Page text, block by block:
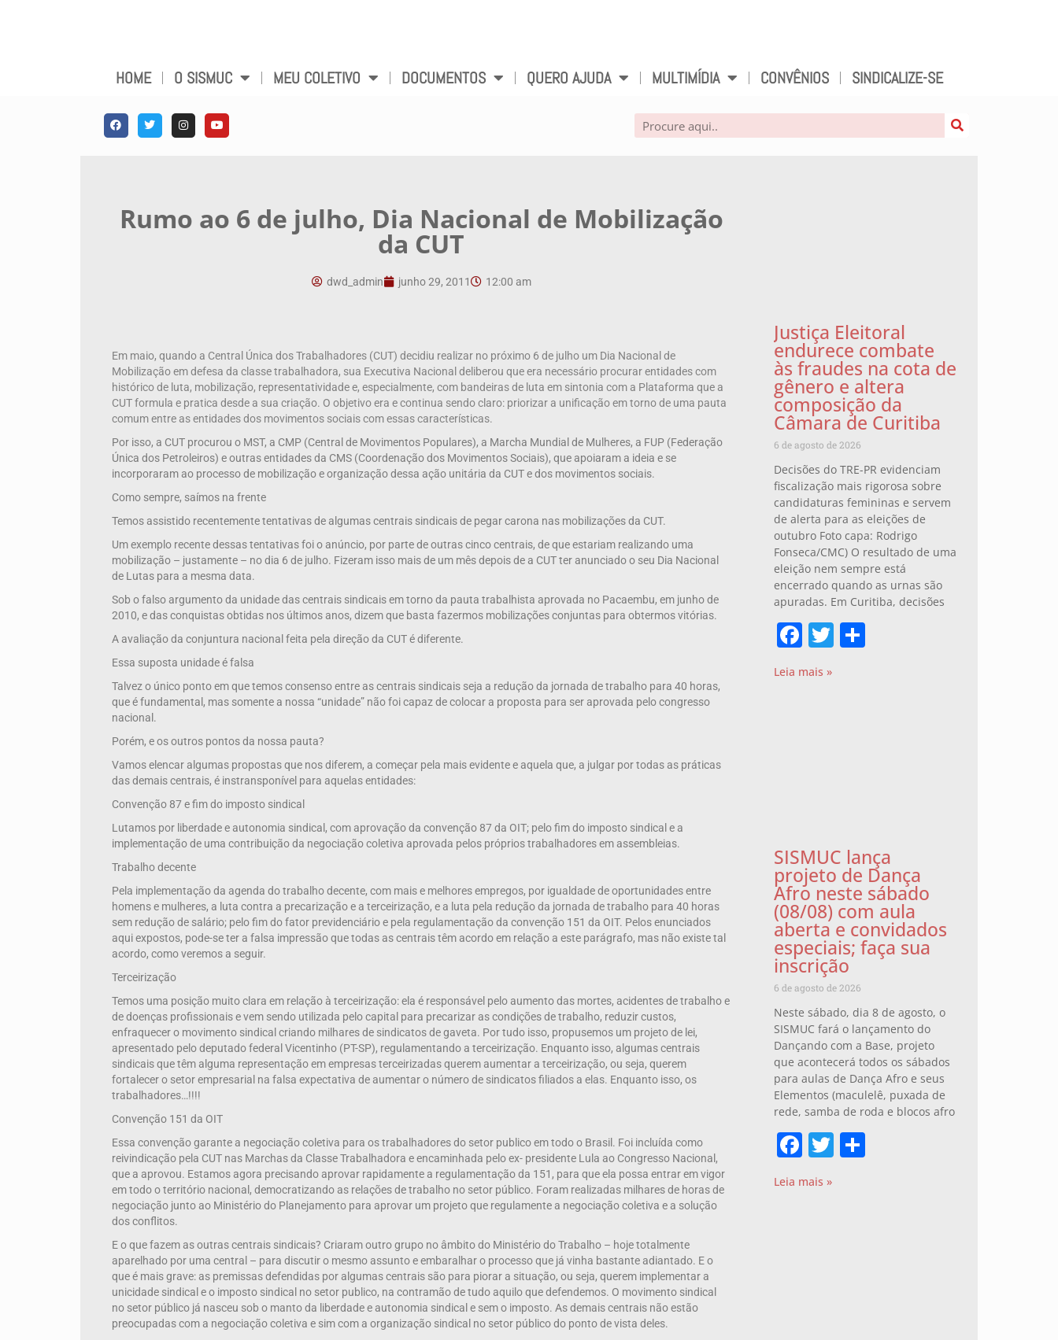
HOME O SISMUC MEU COLETIVO DOCUMENTOS QUERO AJUDA MULTIMÍDIA CONVÊNIOS SINDICALIZE-SE
Rumo ao 6 de julho, Dia Nacional de Mobilização
da CUT
dwd_admin junho 29, 2011 12:00 am
Em maio, quando a Central Única dos Trabalhadores (CUT) decidiu realizar no próximo 6 de julho um Dia Nacional de
Mobilização em defesa da classe trabalhadora, sua Executiva Nacional deliberou que era necessário procurar entidades com
histórico de luta, mobilização, representatividade e, especialmente, com bandeiras de luta em sintonia com a Plataforma que a
CUT formula e pratica desde a sua criação. O objetivo era e continua sendo claro: priorizar a unificação em torno de uma pauta
comum entre as entidades dos movimentos sociais com essas características.
Por isso, a CUT procurou o MST, a CMP (Central de Movimentos Populares), a Marcha Mundial de Mulheres, a FUP (Federação
Única dos Petroleiros) e outras entidades da CMS (Coordenação dos Movimentos Sociais), que apoiaram a ideia e se
incorporaram ao processo de mobilização e organização dessa ação unitária da CUT e dos movimentos sociais.
Como sempre, saímos na frente
Temos assistido recentemente tentativas de algumas centrais sindicais de pegar carona nas mobilizações da CUT.
Um exemplo recente dessas tentativas foi o anúncio, por parte de outras cinco centrais, de que estariam realizando uma
mobilização – justamente – no dia 6 de julho. Fizeram isso mais de um mês depois de a CUT ter anunciado o seu Dia Nacional
de Lutas para a mesma data.
Sob o falso argumento da unidade das centrais sindicais em torno da pauta trabalhista aprovada no Pacaembu, em junho de
2010, e das conquistas obtidas nos últimos anos, dizem que basta fazermos mobilizações conjuntas para obtermos vitórias.
A avaliação da conjuntura nacional feita pela direção da CUT é diferente.
Essa suposta unidade é falsa
Talvez o único ponto em que temos consenso entre as centrais sindicais seja a redução da jornada de trabalho para 40 horas,
que é fundamental, mas somente a nossa “unidade” não foi capaz de colocar a proposta para ser aprovada pelo congresso
nacional.
Porém, e os outros pontos da nossa pauta?
Vamos elencar algumas propostas que nos diferem, a começar pela mais evidente e aquela que, a julgar por todas as práticas
das demais centrais, é instransponível para aquelas entidades:
Convenção 87 e fim do imposto sindical
Lutamos por liberdade e autonomia sindical, com aprovação da convenção 87 da OIT; pelo fim do imposto sindical e a
implementação de uma contribuição da negociação coletiva aprovada pelos próprios trabalhadores em assembleias.
Trabalho decente
Pela implementação da agenda do trabalho decente, com mais e melhores empregos, por igualdade de oportunidades entre
homens e mulheres, a luta contra a precarização e a terceirização, e a luta pela redução da jornada de trabalho para 40 horas
sem redução de salário; pelo fim do fator previdenciário e pela regulamentação da convenção 151 da OIT. Pelos enunciados
aqui expostos, pode-se ter a falsa impressão que todas as centrais têm acordo em relação a este parágrafo, mas não existe tal
acordo, como veremos a seguir.
Terceirização
Temos uma posição muito clara em relação à terceirização: ela é responsável pelo aumento das mortes, acidentes de trabalho e
de doenças profissionais e vem sendo utilizada pelo capital para precarizar as condições de trabalho, reduzir custos,
enfraquecer o movimento sindical criando milhares de sindicatos de gaveta. Por tudo isso, propusemos um projeto de lei,
apresentado pelo deputado federal Vicentinho (PT-SP), regulamentando a terceirização. Enquanto isso, algumas centrais
sindicais que têm alguma representação em empresas terceirizadas querem aumentar a terceirização, ou seja, querem
fortalecer o setor empresarial na falsa expectativa de aumentar o número de sindicatos filiados a elas. Enquanto isso, os
trabalhadores…!!!!
Convenção 151 da OIT
Essa convenção garante a negociação coletiva para os trabalhadores do setor publico em todo o Brasil. Foi incluída como
reivindicação pela CUT nas Marchas da Classe Trabalhadora e encaminhada pelo ex- presidente Lula ao Congresso Nacional,
que a aprovou. Estamos agora precisando aprovar rapidamente a regulamentação da 151, para que ela possa entrar em vigor
em todo o território nacional, democratizando as relações de trabalho no setor público. Foram realizadas milhares de horas de
negociação junto ao Ministério do Planejamento para aprovar um projeto que regulamente a negociação coletiva e a solução
dos conflitos.
E o que fazem as outras centrais sindicais? Criaram outro grupo no âmbito do Ministério do Trabalho – hoje totalmente
aparelhado por uma central – para discutir o mesmo assunto e embaralhar o processo que já vinha bastante adiantado. E o
que é mais grave: as premissas defendidas por algumas centrais são para piorar a situação, ou seja, querem implementar a
unicidade sindical e o imposto sindical no setor publico, na contramão de tudo aquilo que defendemos. O movimento sindical
no setor público já nasceu sob o manto da liberdade e autonomia sindical e sem o imposto. As demais centrais não estão
preocupadas com a negociação coletiva e sim com a organização sindical no setor público do ponto de vista deles.
Justiça Eleitoral
endurece combate
às fraudes na cota de
gênero e altera
composição da
Câmara de Curitiba
6 de agosto de 2026
Decisões do TRE-PR evidenciam
fiscalização mais rigorosa sobre
candidaturas femininas e servem
de alerta para as eleições de
outubro Foto capa: Rodrigo
Fonseca/CMC) O resultado de uma
eleição nem sempre está
encerrado quando as urnas são
apuradas. Em Curitiba, decisões
Facebook
Twitter
Leia mais »
SISMUC lança
projeto de Dança
Afro neste sábado
(08/08) com aula
aberta e convidados
especiais; faça sua
inscrição
6 de agosto de 2026
Neste sábado, dia 8 de agosto, o
SISMUC fará o lançamento do
Dançando com a Base, projeto
que acontecerá todos os sábados
para aulas de Dança Afro e seus
Elementos (maculelê, puxada de
rede, samba de roda e blocos afro
Facebook
Twitter
Leia mais »